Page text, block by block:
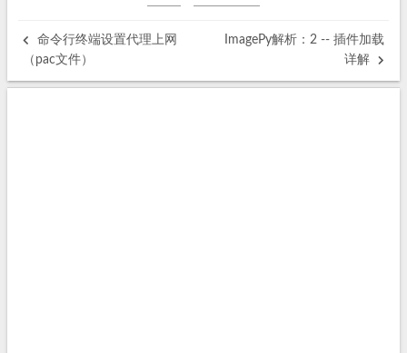
命令行终端设置代理上网
（pac文件）
ImagePy解析：2 -- 插件加载
详解